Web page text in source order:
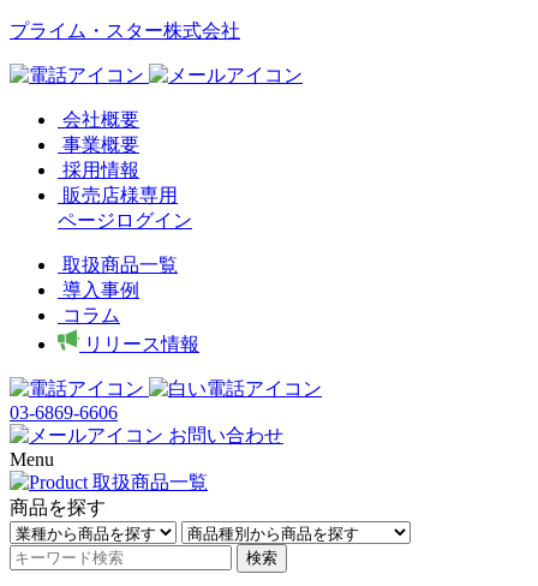
プライム・スター株式会社
会社概要
事業概要
採用情報
販売店様専用
ページログイン
取扱商品一覧
導入事例
コラム
リリース情報
03-6869-6606
お問い合わせ
Menu
商品を探す
検索